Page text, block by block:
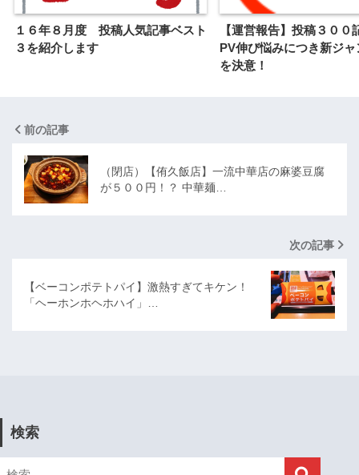
１６年８月度 投稿人気記事ベスト
３を紹介します
【運営報告】投稿３００
PV伸び悩みにつき新ジ
を決意！
前の記事
（閉店）【侑久飯店】一流中華店の麻婆豆腐
が５００円！？ 中華麺…
次の記事
【ベーコンポテトパイ】激熱すぎてキケン！
「ヘーホンホヘホハイ」…
検索